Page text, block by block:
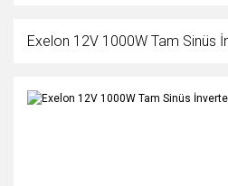
Exelon 12V 1000W Tam Sinüs